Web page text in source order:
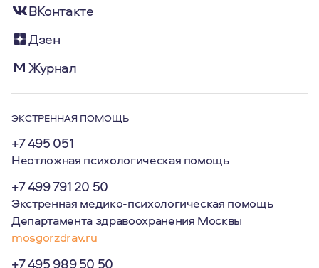
ВКонтакте
Дзен
Журнал
ЭКСТРЕННАЯ ПОМОЩЬ
+7 495 051
Неотложная психологическая помощь
+7 499 791 20 50
Экстренная медико-психологическая помощь
Департамента здравоохранения Москвы
mosgorzdrav.ru
+7 495 989 50 50